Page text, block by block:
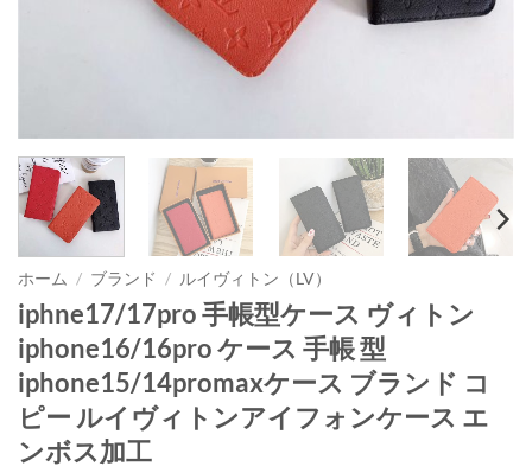
ホーム / ブランド / ルイヴィトン（LV）
iphne17/17pro 手帳型ケース ヴィトン
iphone16/16pro ケース 手帳 型
iphone15/14promaxケース ブランド コ
ピー ルイヴィトンアイフォンケース エ
ンボス加工